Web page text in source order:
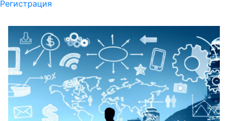
Регистрация